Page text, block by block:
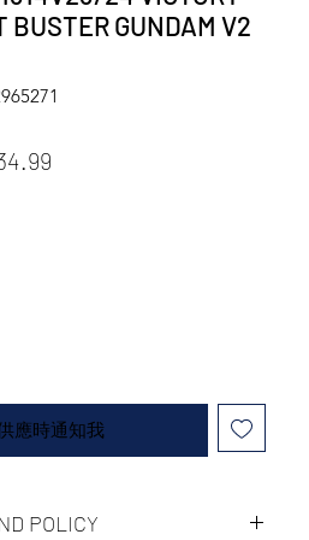
BUSTER GUNDAM V2
格
應時通知我
POLICY